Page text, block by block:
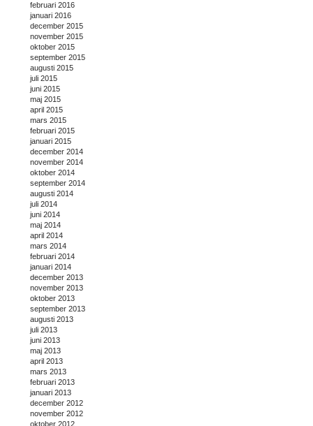
februari 2016
januari 2016
december 2015
november 2015
oktober 2015
september 2015
augusti 2015
juli 2015
juni 2015
maj 2015
april 2015
mars 2015
februari 2015
januari 2015
december 2014
november 2014
oktober 2014
september 2014
augusti 2014
juli 2014
juni 2014
maj 2014
april 2014
mars 2014
februari 2014
januari 2014
december 2013
november 2013
oktober 2013
september 2013
augusti 2013
juli 2013
juni 2013
maj 2013
april 2013
mars 2013
februari 2013
januari 2013
december 2012
november 2012
oktober 2012